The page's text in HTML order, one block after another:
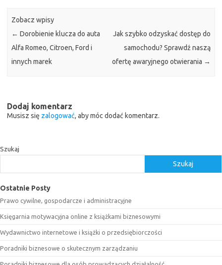
Zobacz wpisy
← Dorobienie klucza do auta
Alfa Romeo, Citroen, Ford i
innych marek
Jak szybko odzyskać dostęp do
samochodu? Sprawdź naszą
ofertę awaryjnego otwierania →
Dodaj komentarz
Musisz się zalogować, aby móc dodać komentarz.
Szukaj
Szukaj
Ostatnie Posty
Prawo cywilne, gospodarcze i administracyjne
Księgarnia motywacyjna online z książkami biznesowymi
Wydawnictwo internetowe i książki o przedsiębiorczości
Poradniki biznesowe o skutecznym zarządzaniu